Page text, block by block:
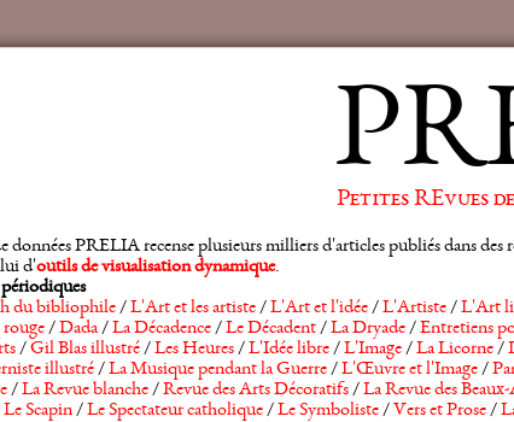
Petites REvues
données PRELIA recense plusieurs milliers d'articles publiés dans
d'outils de visualisation dynamique.
du bibliophile/L'Art et les artiste/L'Art et l'idée/L'Artiste/L'Art
/Dada/La Décadence/Le Décadent/La Dryade/Entretiens
/Gil Blas illustré/Les Heures/L'Idée libre/L'Image/La Licorne/
illustré/La Musique pendant la Guerre/L'Œuvre et l'Image/
/La Revue blanche/Revue des Arts Décoratifs/La Revue des
Le Scapin/Le Spectateur catholique/Le Symboliste/ Vers et Prose/